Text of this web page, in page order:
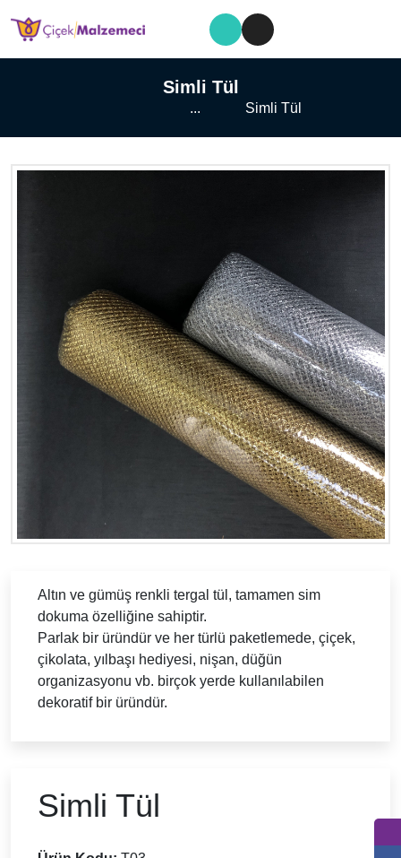
Simli Tül
... Simli Tül
Altın ve gümüş renkli tergal tül, tamamen sim
dokuma özelliğine sahiptir.
Parlak bir üründür ve her türlü paketlemede, çiçek,
çikolata, yılbaşı hediyesi, nişan, düğün
organizasyonu vb. birçok yerde kullanılabilen
dekoratif bir üründür.
Simli Tül